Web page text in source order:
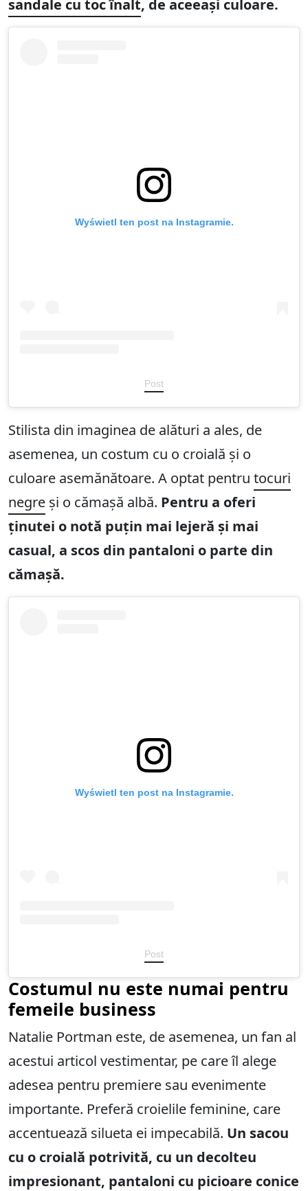
sandale cu toc înalt, de aceeași culoare.
Wyświetl ten post na Instagramie.
Post
Stilista din imaginea de alături a ales, de
asemenea, un costum cu o croială și o
culoare asemănătoare. A optat pentru tocuri
negre și o cămașă albă. Pentru a oferi
ținutei o notă puțin mai lejeră și mai
casual, a scos din pantaloni o parte din
cămașă.
Wyświetl ten post na Instagramie.
Post
Costumul nu este numai pentru
femeile business
Natalie Portman este, de asemenea, un fan al
acestui articol vestimentar, pe care îl alege
adesea pentru premiere sau evenimente
importante. Preferă croielile feminine, care
accentuează silueta ei impecabilă. Un sacou
cu o croială potrivită, cu un decolteu
impresionant, pantaloni cu picioare conice